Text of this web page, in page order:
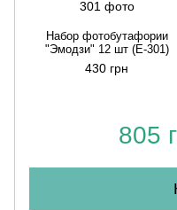
Набор фотобутафории
"Эмодзи" 12 шт (E-301)
430 грн
805